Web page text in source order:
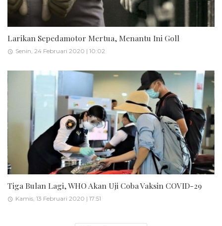
Larikan Sepedamotor Mertua, Menantu Ini Goll
Senin, 24 Februari 2020 | 10:02
Tiga Bulan Lagi, WHO Akan Uji Coba Vaksin COVID-29
Kamis, 13 Februari 2020 | 17:51